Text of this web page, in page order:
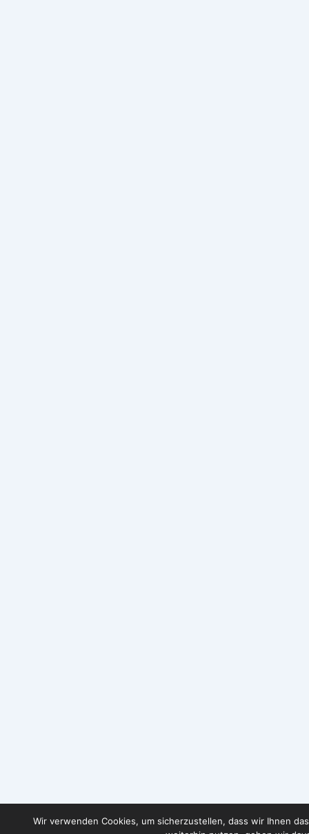
Wir verwenden Cookies, um sicherzustellen, dass wir Ihnen